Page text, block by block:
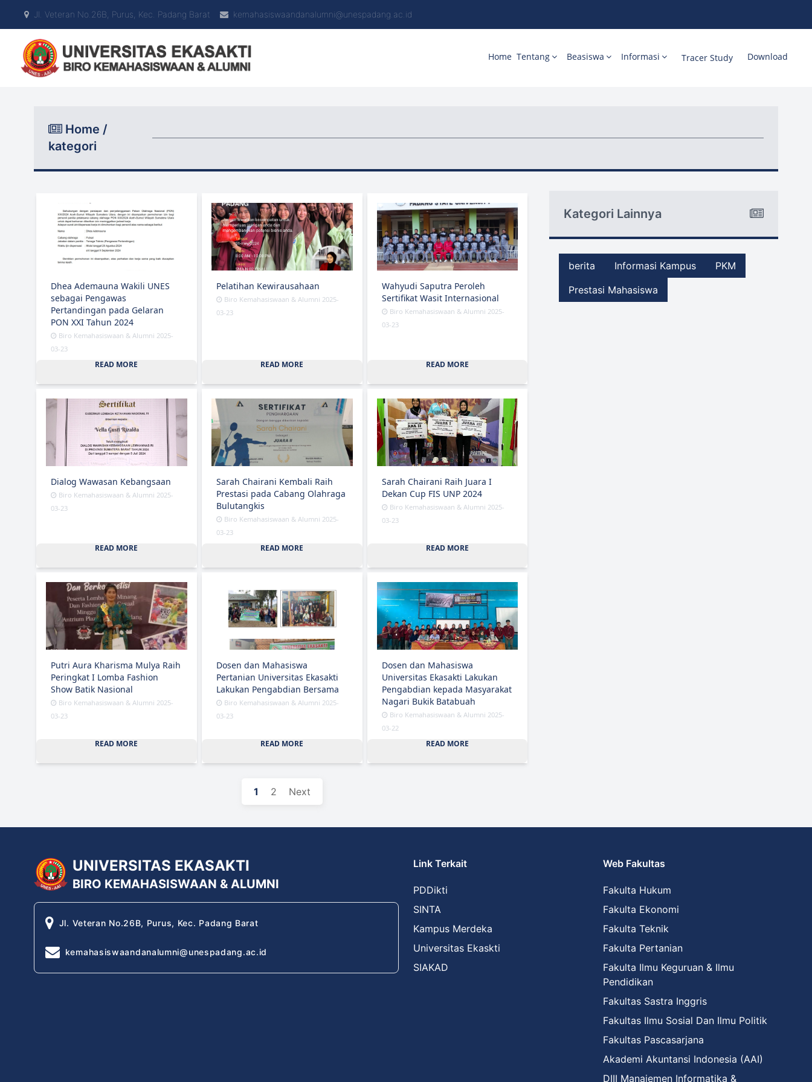
Jl. Veteran No.26B, Purus, Kec. Padang Barat kemahasiswaandanalumni@unespadang.ac.id
Home Tentang Beasiswa Informasi Tracer Study Download
Home /
kategori
Dhea Ademauna Wakili UNES
sebagai Pengawas
Pertandingan pada Gelaran
PON XXI Tahun 2024
Biro Kemahasiswaan & Alumni 2025-
03-23
READ MORE
Pelatihan Kewirausahaan
Biro Kemahasiswaan & Alumni 2025-
03-23
READ MORE
Wahyudi Saputra Peroleh
Sertifikat Wasit Internasional
Biro Kemahasiswaan & Alumni 2025-
03-23
READ MORE
Dialog Wawasan Kebangsaan
Biro Kemahasiswaan & Alumni 2025-
03-23
READ MORE
Sarah Chairani Kembali Raih
Prestasi pada Cabang Olahraga
Bulutangkis
Biro Kemahasiswaan & Alumni 2025-
03-23
READ MORE
Sarah Chairani Raih Juara I
Dekan Cup FIS UNP 2024
Biro Kemahasiswaan & Alumni 2025-
03-23
READ MORE
Putri Aura Kharisma Mulya Raih
Peringkat I Lomba Fashion
Show Batik Nasional
Biro Kemahasiswaan & Alumni 2025-
03-23
READ MORE
Dosen dan Mahasiswa
Pertanian Universitas Ekasakti
Lakukan Pengabdian Bersama
Biro Kemahasiswaan & Alumni 2025-
03-23
READ MORE
Dosen dan Mahasiswa
Universitas Ekasakti Lakukan
Pengabdian kepada Masyarakat
Nagari Bukik Batabuah
Biro Kemahasiswaan & Alumni 2025-
03-22
READ MORE
1 2 Next
Kategori Lainnya
berita Informasi Kampus
PKM
Prestasi Mahasiswa
UNIVERSITAS EKASAKTI
BIRO KEMAHASISWAAN & ALUMNI
Jl. Veteran No.26B, Purus, Kec. Padang Barat
kemahasiswaandanalumni@unespadang.ac.id
Link Terkait
PDDikti
SINTA
Kampus Merdeka
Universitas Ekaskti
SIAKAD
Web Fakultas
Fakulta Hukum
Fakulta Ekonomi
Fakulta Teknik
Fakulta Pertanian
Fakulta Ilmu Keguruan & Ilmu
Pendidikan
Fakultas Sastra Inggris
Fakultas Ilmu Sosial Dan Ilmu Politik
Fakultas Pascasarjana
Akademi Akuntansi Indonesia (AAI)
DIII Manajemen Informatika &